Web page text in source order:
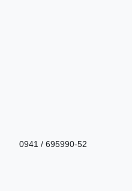
0941 / 695990-52